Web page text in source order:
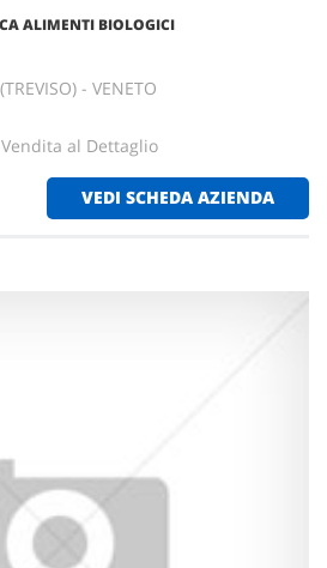
ALIMENTI BIOLOGICI
- VENETO
al Dettaglio
VEDI SCHEDA AZIENDA